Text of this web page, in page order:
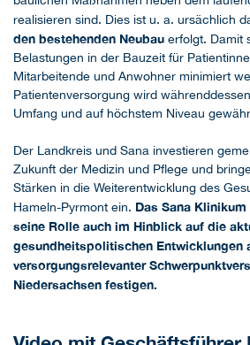
realisieren sind. Dies ist u. a. ursächlich
den bestehenden Neubau erfolgt. Damit
Belastungen in der Bauzeit für
Mitarbeitende und Anwohner minimiert
Patientenversorgung wird
Umfang und auf höchstem Niveau
Der Landkreis und Sana investieren
Zukunft der Medizin und Pflege und
Stärken in die Weiterentwicklung des
Hameln-Pyrmont ein. Das Sana
seine Rolle auch im Hinblick auf die
gesundheitspolitischen Entwicklungen
versorgungsrelevanter
Niedersachsen festigen.